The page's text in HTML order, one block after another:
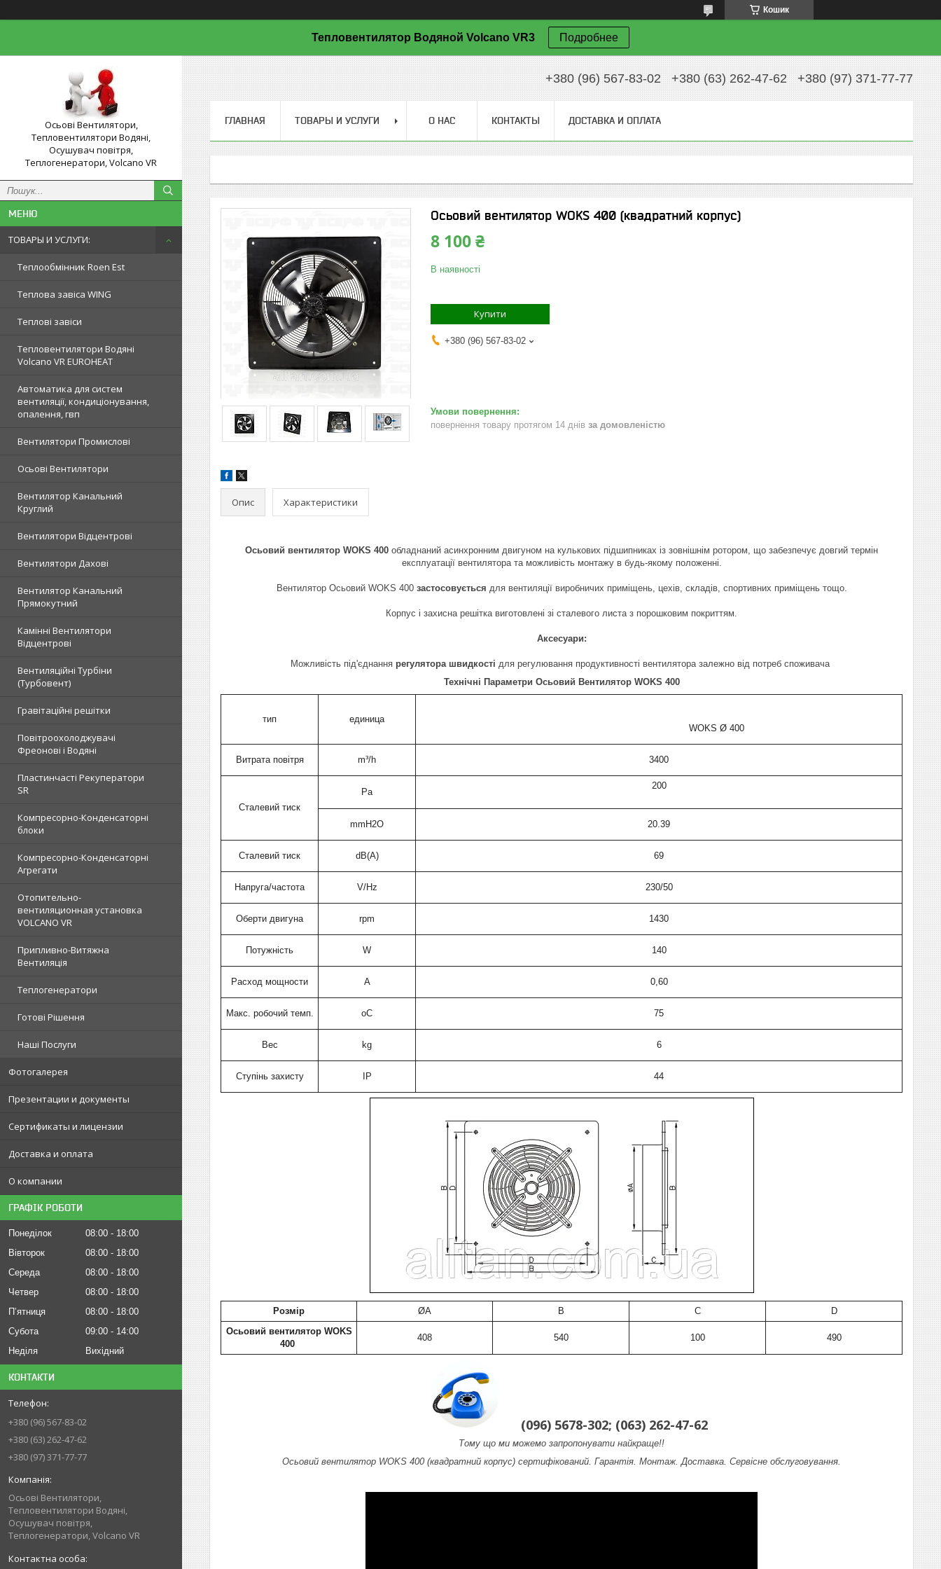
Кошик
Тепловентилятор Водяной Volcano VR3 Подробнее
Осьові Вентилятори,
Тепловентилятори Водяні,
Осушувач повітря,
Теплогенератори, Volcano VR
ТОВАРЫ И УСЛУГИ:
Теплообмінник Roen Est
Теплова завіса WING
Теплові завіси
Тепловентилятори Водяні
Volcano VR EUROHEAT
Автоматика для систем
вентиляції, кондиціонування,
опалення, гвп
Вентилятори Промислові
Осьові Вентилятори
Вентилятор Канальний
Круглий
Вентилятори Відцентрові
Вентилятори Дахові
Вентилятор Канальний
Прямокутний
Камінні Вентилятори
Відцентрові
Вентиляційні Турбіни
(Турбовент)
Гравітаційні решітки
Повітроохолоджувачі
Фреонові і Водяні
Пластинчасті Рекуператори
SR
Компресорно-Конденсаторні
блоки
Компресорно-Конденсаторні
Агрегати
Отопительно-
вентиляционная установка
VOLCANO VR
Припливно-Витяжна
Вентиляція
Теплогенератори
Готові Рішення
Наші Послуги
Фотогалерея
Презентации и документы
Сертификаты и лицензии
Доставка и оплата
О компании
ГРАФІК РОБОТИ
Понеділок 08:00
18:00
Вівторок
08:00
18:00
Середа
08:00
18:00
Четвер
08:00
18:00
Пʼятниця
08:00
18:00
Субота
09:00
14:00
Неділя
Вихідний
КОНТАКТИ
+380 (96) 567-83-02
+380 (63) 262-47-62
+380 (97) 371-77-77
Осьові Вентилятори,
Тепловентилятори Водяні,
Осушувач повітря,
Теплогенератори, Volcano VR
+380 (96) 567-83-02 +380 (63) 262-47-62 +380 (97) 371-77-77
ГЛАВНАЯ ТОВАРЫ И УСЛУГИ О НАС КОНТАКТЫ ДОСТАВКА И ОПЛАТА
Осьовий вентилятор WOKS 400 (квадратний корпус)
8 100 ₴
В наявності
Купити
+380 (96) 567-83-02
повернення товару протягом 14 днів за домовленістю
Опис Характеристики
Осьовий вентилятор WOKS 400 обладнаний асинхронним двигуном на кулькових підшипниках із зовнішнім ротором, що забезпечує довгий термін
експлуатації вентилятора та можливість монтажу в будь-якому положенні.
Вентилятор Осьовий WOKS 400 застосовується для вентиляції виробничих приміщень, цехів, складів, спортивних приміщень тощо.
Корпус і захисна решітка виготовлені зі сталевого листа з порошковим покриттям.
Аксесуари:
Можливість під'єднання регулятора швидкості для регулювання продуктивності вентилятора залежно від потреб споживача
Технічні Параметри Осьовий Вентилятор WOKS 400
тип
единица
WOKS Ø 400
Витрата повітря m³/h 3400
Сталевий тиск
Pa
200
mmH2O 20.39
Сталевий тиск dB(A) 69
Напруга/частота V/Hz 230/50
Оберти двигуна rpm 1430
Потужність W 140
Расход мощности A 0,60
Макс. робочий темп. oC 75
Bec kg 6
Ступінь захисту IP 44
Розмір ØA B C
D
Осьовий вентилятор WOKS
400
408 540 100 490
(096) 5678-302; (063) 262-47-62
Тому що ми можемо запропонувати найкраще!!
Осьовий вентилятор WOKS 400 (квадратний корпус) сертифікований. Гарантія. Монтаж. Доставка. Сервісне обслуговування.